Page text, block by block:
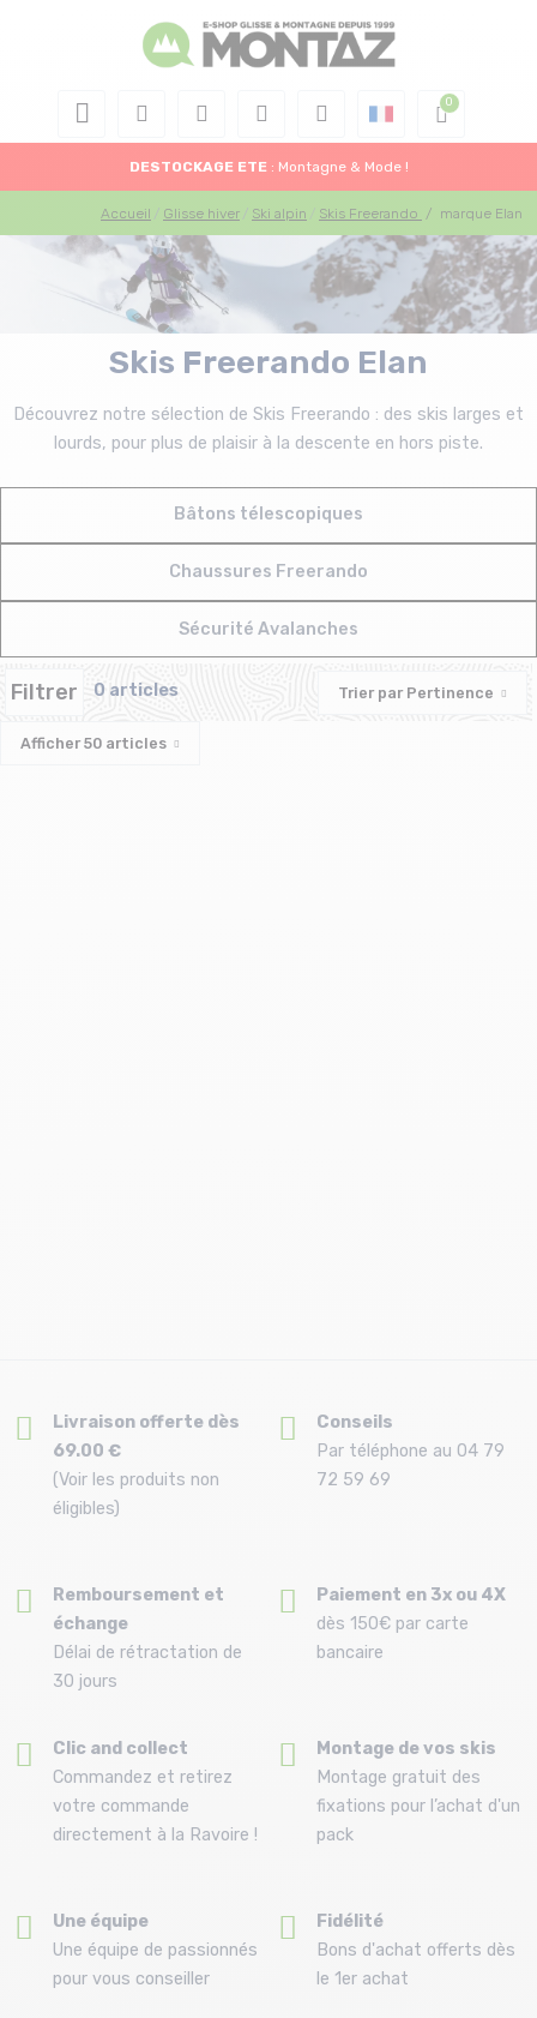
DESTOCKAGE ETE : Montagne & Mode !
Accueil Glisse hiver Ski alpin Skis Freerando / marque Elan
Skis Freerando Elan
Découvrez notre sélection de Skis Freerando : des skis larges et
lourds, pour plus de plaisir à la descente en hors piste.
Bâtons télescopiques
Chaussures Freerando
Sécurité Avalanches
Filtrer 0 articles Trier par Pertinence
Afficher50 articles
Livraison offerte dès
69.00 €
(Voir les produits non
éligibles)
Conseils
Par téléphone au 04 79
72 59 69
Remboursement et
échange
Délai de rétractation de
30 jours
Paiement en 3x ou 4X
dès 150€ par carte
bancaire
Clic and collect
Commandez et retirez
votre commande
directement à la Ravoire !
Montage de vos skis
Montage gratuit des
fixations pour l’achat d'un
pack
Une équipe
Une équipe de passionnés
pour vous conseiller
Fidélité
Bons d'achat offerts dès
le 1er achat